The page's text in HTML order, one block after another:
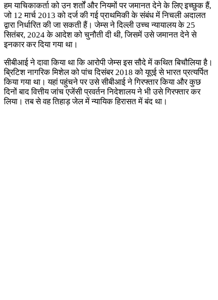
हम याचिकाकर्ता को उन शर्तों और नियमों पर जमानत देने के लिए इच्छुक हैं,
जो 12 मार्च 2013 को दर्ज की गई प्राथमिकी के संबंध में निचली अदालत
द्वारा निर्धारित की जा सकती हैं। जेम्स ने दिल्ली उच्च न्यायालय के 25
सितंबर, 2024 के आदेश को चुनौती दी थी, जिसमें उसे जमानत देने से
इनकार कर दिया गया था।
सीबीआई ने दावा किया था कि आरोपी जेम्स इस सौदे में कथित बिचौलिया है।
ब्रिटिश नागरिक मिशेल को पांच दिसंबर 2018 को यूएई से भारत प्रत्यर्पित
किया गया था। यहां पहुंचने पर उसे सीबीआई ने गिरफ्तार किया और कुछ
दिनों बाद वित्तीय जांच एजेंसी प्रवर्तन निदेशालय ने भी उसे गिरफ्तार कर
लिया। तब से वह तिहाड़ जेल में न्यायिक हिरासत में बंद था।